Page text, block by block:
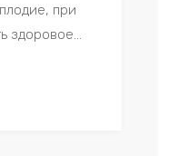
при
здоровое...